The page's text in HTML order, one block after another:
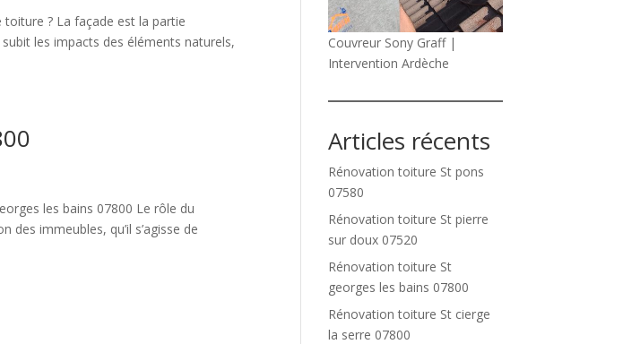
? La façade est la partie
les impacts des éléments naturels,
les bains 07800 Le rôle du
immeubles, qu’il s’agisse de
Couvreur Sony Graff |
Intervention Ardèche
Articles récents
Rénovation toiture St pons
07580
Rénovation toiture St pierre
sur doux 07520
Rénovation toiture St
georges les bains 07800
Rénovation toiture St cierge
la serre 07800